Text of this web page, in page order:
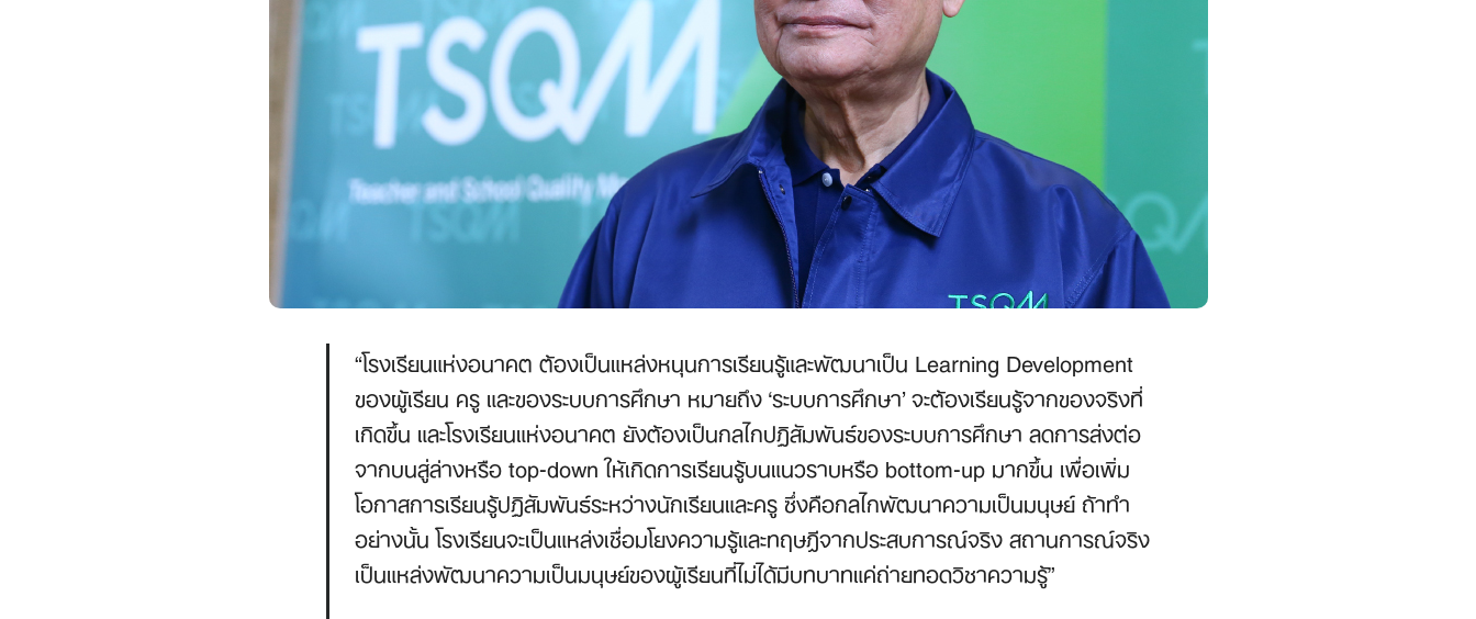
“โรงเรียนแห่งอนาคต ต้องเป็นแหล่งหนุนการเรียนรู้และพัฒนาเป็น Learning Development
ของผู้เรียน ครู และของระบบการศึกษา หมายถึง ‘ระบบการศึกษา’ จะต้องเรียนรู้จากของจริงที่
เกิดขึ้น และโรงเรียนแห่งอนาคต ยังต้องเป็นกลไกปฏิสัมพันธ์ของระบบการศึกษา ลดการส่งต่อ
จากบนสู่ล่างหรือ top-down ให้เกิดการเรียนรู้บนแนวราบหรือ bottom-up มากขึ้น เพื่อเพิ่ม
โอกาสการเรียนรู้ปฏิสัมพันธ์ระหว่างนักเรียนและครู ซึ่งคือกลไกพัฒนาความเป็นมนุษย์ ถ้าทำ
อย่างนั้น โรงเรียนจะเป็นแหล่งเชื่อมโยงความรู้และทฤษฎีจากประสบการณ์จริง สถานการณ์จริง
เป็นแหล่งพัฒนาความเป็นมนุษย์ของผู้เรียนที่ไม่ได้มีบทบาทแค่ถ่ายทอดวิชาความรู้”